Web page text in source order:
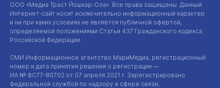
ООО «Медиа Траст Йошкар-Ола». Все права защищены. Данный
Интернет-сайт носит исключительно информационный характер
и ни при каких условиях не является публичной офертой,
определяемой положениями Статьи 437 Гражданского кодекса
Российской Федерации.
СМИ Информационное агентство МариМедиа, регистрационный
номер и дата принятия решения о регистрации —
ИА № ФС77-80702 от 07 апреля 2021 г. Зарегистрировано
Федеральной службой по надзору в сфере связи,